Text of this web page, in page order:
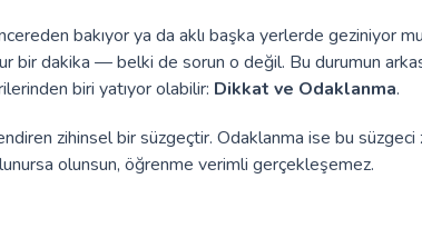
bakıyor ya da aklı başka yerlerde geziniyor
bir dakika — belki de sorun o değil. Bu durumun
biri yatıyor olabilir: Dikkat ve Odaklanma.
zihinsel bir süzgeçtir. Odaklanma ise bu süzgeci
olunsun, öğrenme verimli gerçekleşemez.